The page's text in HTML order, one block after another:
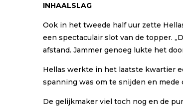
INHAALSLAG
Ook in het tweede half uur zette
een spectaculair slot van de topper.
afstand. Jammer genoeg lukte het
Hellas werkte in het laatste kwartier
spanning was om te snijden en mede
De gelijkmaker viel toch nog en de